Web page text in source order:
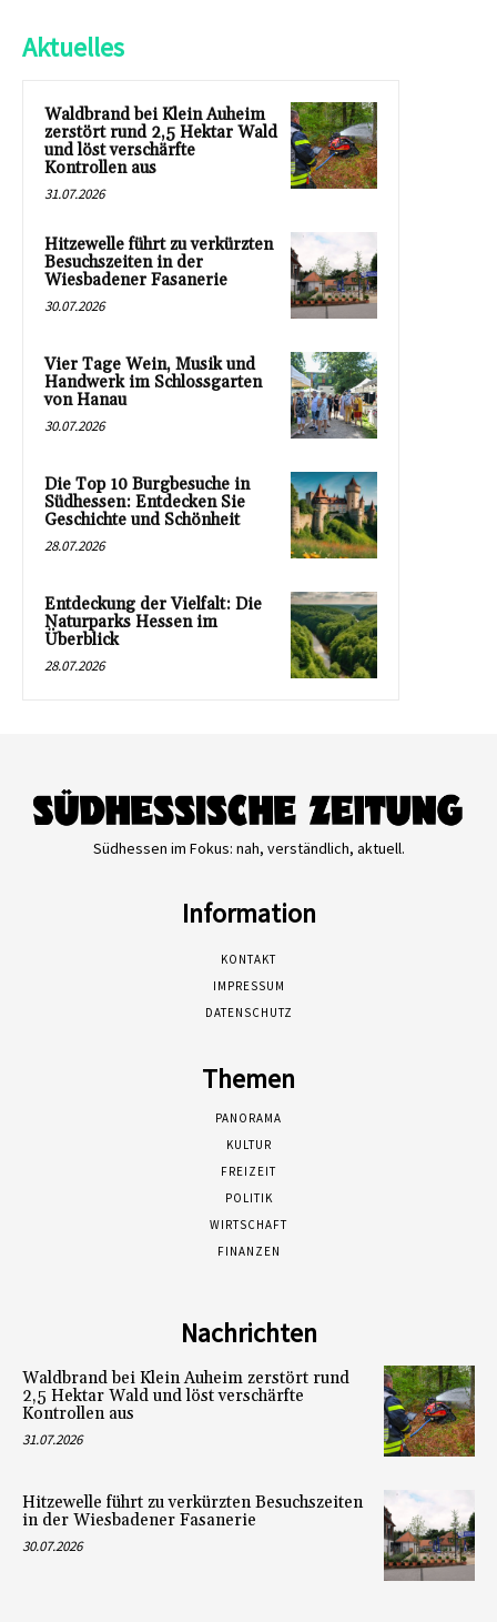
Aktuelles
Waldbrand bei Klein Auheim
zerstört rund 2,5 Hektar Wald
und löst verschärfte
Kontrollen aus
31.07.2026
Hitzewelle führt zu verkürzten
Besuchszeiten in der
Wiesbadener Fasanerie
30.07.2026
Vier Tage Wein, Musik und
Handwerk im Schlossgarten
von Hanau
30.07.2026
Die Top 10 Burgbesuche in
Südhessen: Entdecken Sie
Geschichte und Schönheit
28.07.2026
Entdeckung der Vielfalt: Die
Naturparks Hessen im
Überblick
28.07.2026
Südhessen im Fokus: nah, verständlich, aktuell.
Information
KONTAKT
IMPRESSUM
DATENSCHUTZ
Themen
PANORAMA
KULTUR
FREIZEIT
POLITIK
WIRTSCHAFT
FINANZEN
Nachrichten
Waldbrand bei Klein Auheim zerstört rund
2,5 Hektar Wald und löst verschärfte
Kontrollen aus
31.07.2026
Hitzewelle führt zu verkürzten Besuchszeiten
in der Wiesbadener Fasanerie
30.07.2026